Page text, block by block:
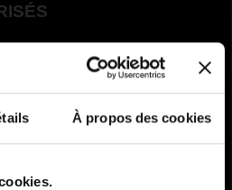
À propos des cookies